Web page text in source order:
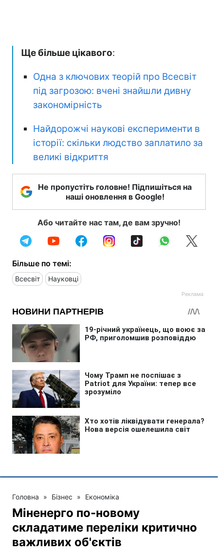
Ще більше цікавого:
Одна з ключових теорій про Всесвіт
під загрозою: вчені знайшли дивну
закономірність
Найдорожчі наукові експерименти в
історії: скільки людство заплатило за
великі відкриття
Не пропустіть головне! Підпишіться на
наші оновлення в Google!
Або читайте нас там, де вам зручно!
Більше по темі:
Всесвіт Науковці
Головна » Бізнес » Економіка
Міненерго по-новому
складатиме переліки критично
важливих об'єктів